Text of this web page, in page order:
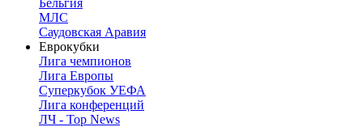
Бельгия
МЛС
Саудовская Аравия
Еврокубки
Лига чемпионов
Лига Европы
Суперкубок УЕФА
Лига конференций
ЛЧ - Top News